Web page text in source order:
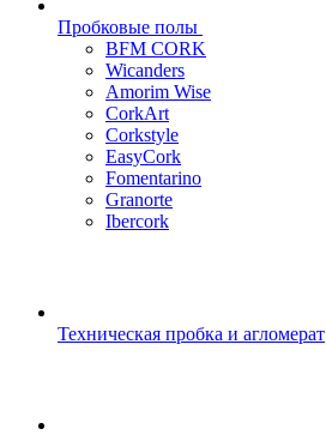
Пробковые полы
BFM CORK
Wicanders
Amorim Wise
CorkArt
Corkstyle
EasyCork
Fomentarino
Granorte
Ibercork
Техническая пробка и агломерат